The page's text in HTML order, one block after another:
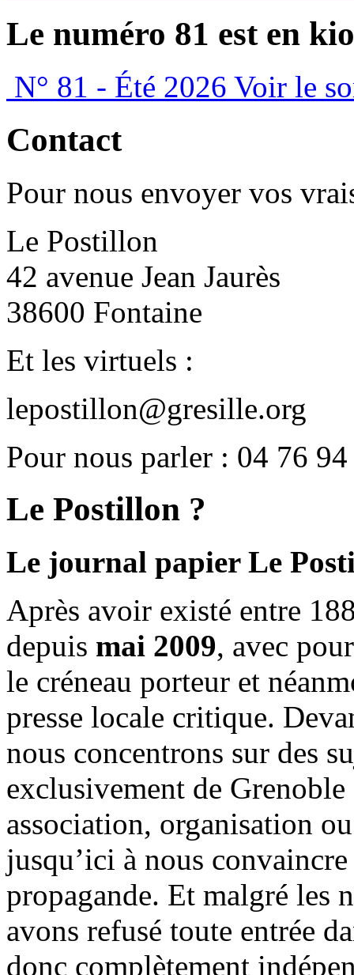
Le numéro 81 est en
N° 81 - Été 2026 Voir le
Contact
Pour nous envoyer vos
Le Postillon
42 avenue Jean Jaurès
38600 Fontaine
Et les virtuels :
lepostillon@gresille.org
Pour nous parler : 04 76
Le Postillon ?
Le journal papier Le
Après avoir existé entre
depuis mai 2009, avec
le créneau porteur et
presse locale critique.
nous concentrons sur des
exclusivement de
association, organisation
jusqu’ici à nous
propagande. Et malgré les
avons refusé toute entrée
donc complètement